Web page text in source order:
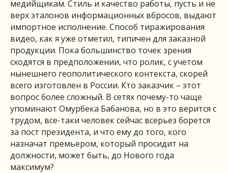
медийщикам. Стиль и качество работы, пусть и не
верх эталонов информационных вбросов, выдают
импортное исполнение. Способ тиражирования
видео, как я уже отметил, типичен для заказной
продукции. Пока большинство точек зрения
сходятся в предположении, что ролик, с учетом
нынешнего геополитического контекста, скорей
всего изготовлен в России. Кто заказчик – этот
вопрос более сложный. В сетях почему-то чаще
упоминают Омурбека Бабанова, но в это верится с
трудом, все-таки человек сейчас всерьез борется
за пост президента, и что ему до того, кого
назначат премьером, который просидит на
должности, может быть, до Нового года
максимум?